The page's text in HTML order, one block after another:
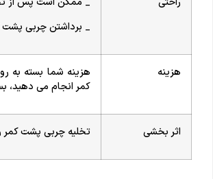
_ برداشتن چربی پشت
هزینه
هزینه شما بسته به
کمر انجام می دهید،
اثر بخشی تخلیه چربی پشت کمر